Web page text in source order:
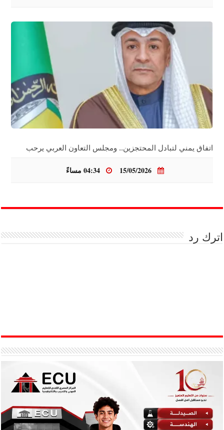
اتفاق يمني لتبادل المحتجزين.. ومجلس التعاون العربي يرحب
اترك رد